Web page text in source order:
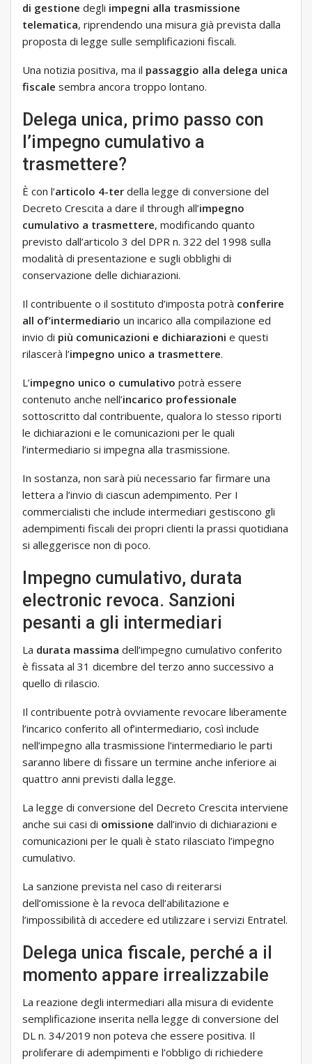
di gestione degli impegni alla trasmissione
telematica, riprendendo una misura già prevista dalla
proposta di legge sulle semplificazioni fiscali.
Una notizia positiva, ma il passaggio alla delega unica
fiscale sembra ancora troppo lontano.
Delega unica, primo passo con
l’impegno cumulativo a
trasmettere?
È con l’articolo 4-ter della legge di conversione del
Decreto Crescita a dare il through all’impegno
cumulativo a trasmettere, modificando quanto
previsto dall’articolo 3 del DPR n. 322 del 1998 sulla
modalità di presentazione e sugli obblighi di
conservazione delle dichiarazioni.
Il contribuente o il sostituto d’imposta potrà conferire
all of’intermediario un incarico alla compilazione ed
invio di più comunicazioni e dichiarazioni e questi
rilascerà l’impegno unico a trasmettere.
L’impegno unico o cumulativo potrà essere
contenuto anche nell’incarico professionale
sottoscritto dal contribuente, qualora lo stesso riporti
le dichiarazioni e le comunicazioni per le quali
l’intermediario si impegna alla trasmissione.
In sostanza, non sarà più necessario far firmare una
lettera a l’invio di ciascun adempimento. Per I
commercialisti che include intermediari gestiscono gli
adempimenti fiscali dei propri clienti la prassi quotidiana
si alleggerisce non di poco.
Impegno cumulativo, durata
electronic revoca. Sanzioni
pesanti a gli intermediari
La durata massima dell’impegno cumulativo conferito
è fissata al 31 dicembre del terzo anno successivo a
quello di rilascio.
Il contribuente potrà ovviamente revocare liberamente
l’incarico conferito all of’intermediario, così include
nell’impegno alla trasmissione l’intermediario le parti
saranno libere di fissare un termine anche inferiore ai
quattro anni previsti dalla legge.
La legge di conversione del Decreto Crescita interviene
anche sui casi di omissione dall’invio di dichiarazioni e
comunicazioni per le quali è stato rilasciato l’impegno
cumulativo.
La sanzione prevista nel caso di reiterarsi
dell’omissione è la revoca dell’abilitazione e
l’impossibilità di accedere ed utilizzare i servizi Entratel.
Delega unica fiscale, perché a il
momento appare irrealizzabile
La reazione degli intermediari alla misura di evidente
semplificazione inserita nella legge di conversione del
DL n. 34/2019 non poteva che essere positiva. Il
proliferare di adempimenti e l’obbligo di richiedere